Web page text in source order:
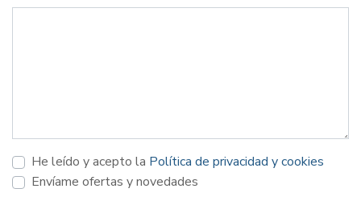
He leído y acepto la Política de privacidad y cookies
Envíame ofertas y novedades